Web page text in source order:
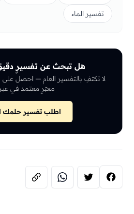
تفسير الماء
هل تبحث عن تفسيرٍ
لا تكتفِ بالتفسير العام — احصل
معبّرٍ معتمد في
اطلب تفسير حلمك